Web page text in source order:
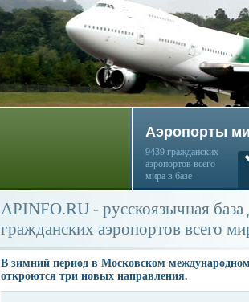
Аэропорты
9439 гражданских
аэропортов всего
мира в базе
APINFO.RU - русскоязычная
гражданских аэропортов всего
В зимний период в Московском
откроются три новых направления.